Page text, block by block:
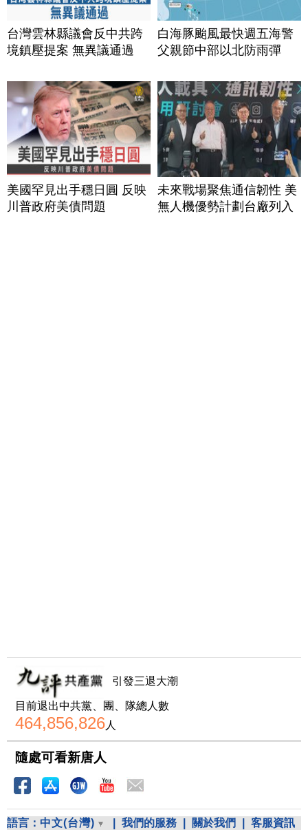
台灣雲林縣議會反中共跨
境鎮壓提案 無異議通過
白海豚颱風最快週五海警
父親節中部以北防雨彈
美國罕見出手穩日圓 反映
川普政府美債問題
未來戰場聚焦通信韌性 美
無人機優勢計劃台廠列入
引發三退大潮
目前退出中共黨、團、隊總人數
464,856,826人
隨處可看新唐人
語言： 中文(台灣) 我們的服務 關於我們
客服資訊